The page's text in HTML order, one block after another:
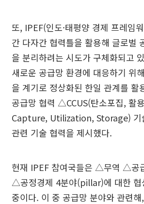
또, IPEF(인도·태평양 경제 프레임
간 다자간 협력틀을 활용해 글로벌
을 분리하려는 시도가 구체화되고
새로운 공급망 환경에 대응하기 위
을 계기로 정상화된 한일 관계를
공급망 협력 △CCUS(탄소포집, 활
Capture, Utilization, Storage) 기
관련 기술 협력을 제시했다.
현재 IPEF 참여국들은 △무역 △공
△공정경제 4분야(pillar)에 대한 협
중이다. 이 중 공급망 분야와 관련